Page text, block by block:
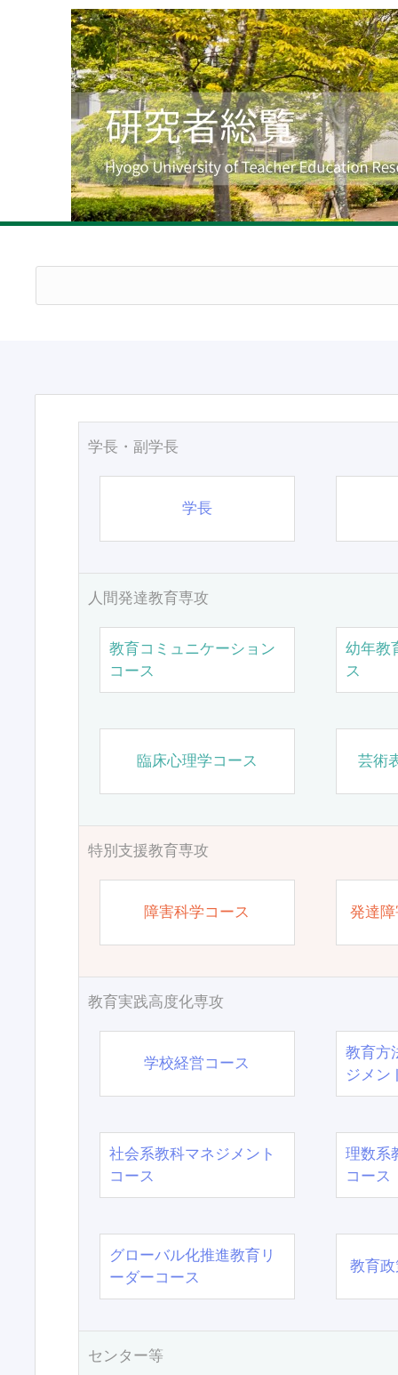
学長・副学長
学長
人間発達教育専攻
教育コミュニケーション
コース
幼年教
ス
臨床心理学コース 芸術
特別支援教育専攻
障害科学コース 発達
教育実践高度化専攻
学校経営コース
教育方
ジメン
社会系教科マネジメント
コース
理数系
コース
グローバル化推進教育リ
ーダーコース
教育
センター等